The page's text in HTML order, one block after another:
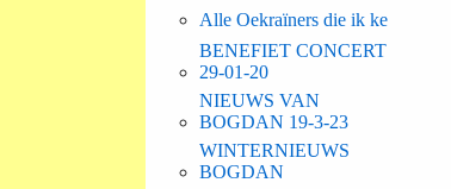
Alle Oekraïners die ik ke
BENEFIET CONCERT
29-01-20
NIEUWS VAN
BOGDAN 19-3-23
WINTERNIEUWS
BOGDAN